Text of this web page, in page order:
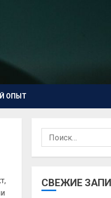
ОПЫТ
Найти:
СВЕЖИЕ